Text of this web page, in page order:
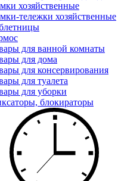
хозяйственные
тележки хозяйственные
для ванной комнаты
для дома
для консервирования
для туалета
для уборки
блокираторы